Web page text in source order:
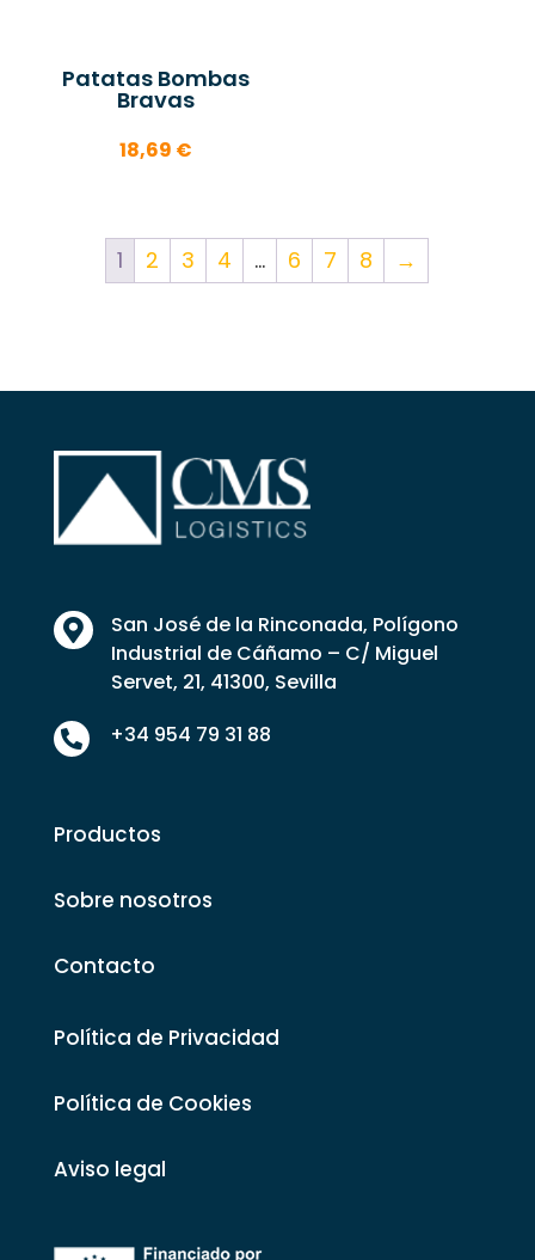
Patatas Bombas
Bravas
18,69 €
1 2 3 4 … 6 7 8 →

San José de la Rinconada, Polígono
Industrial de Cáñamo – C/ Miguel
Servet, 21, 41300, Sevilla
 +34 954 79 31 88
Productos
Sobre nosotros
Contacto
Política de Privacidad
Política de Cookies
Aviso legal